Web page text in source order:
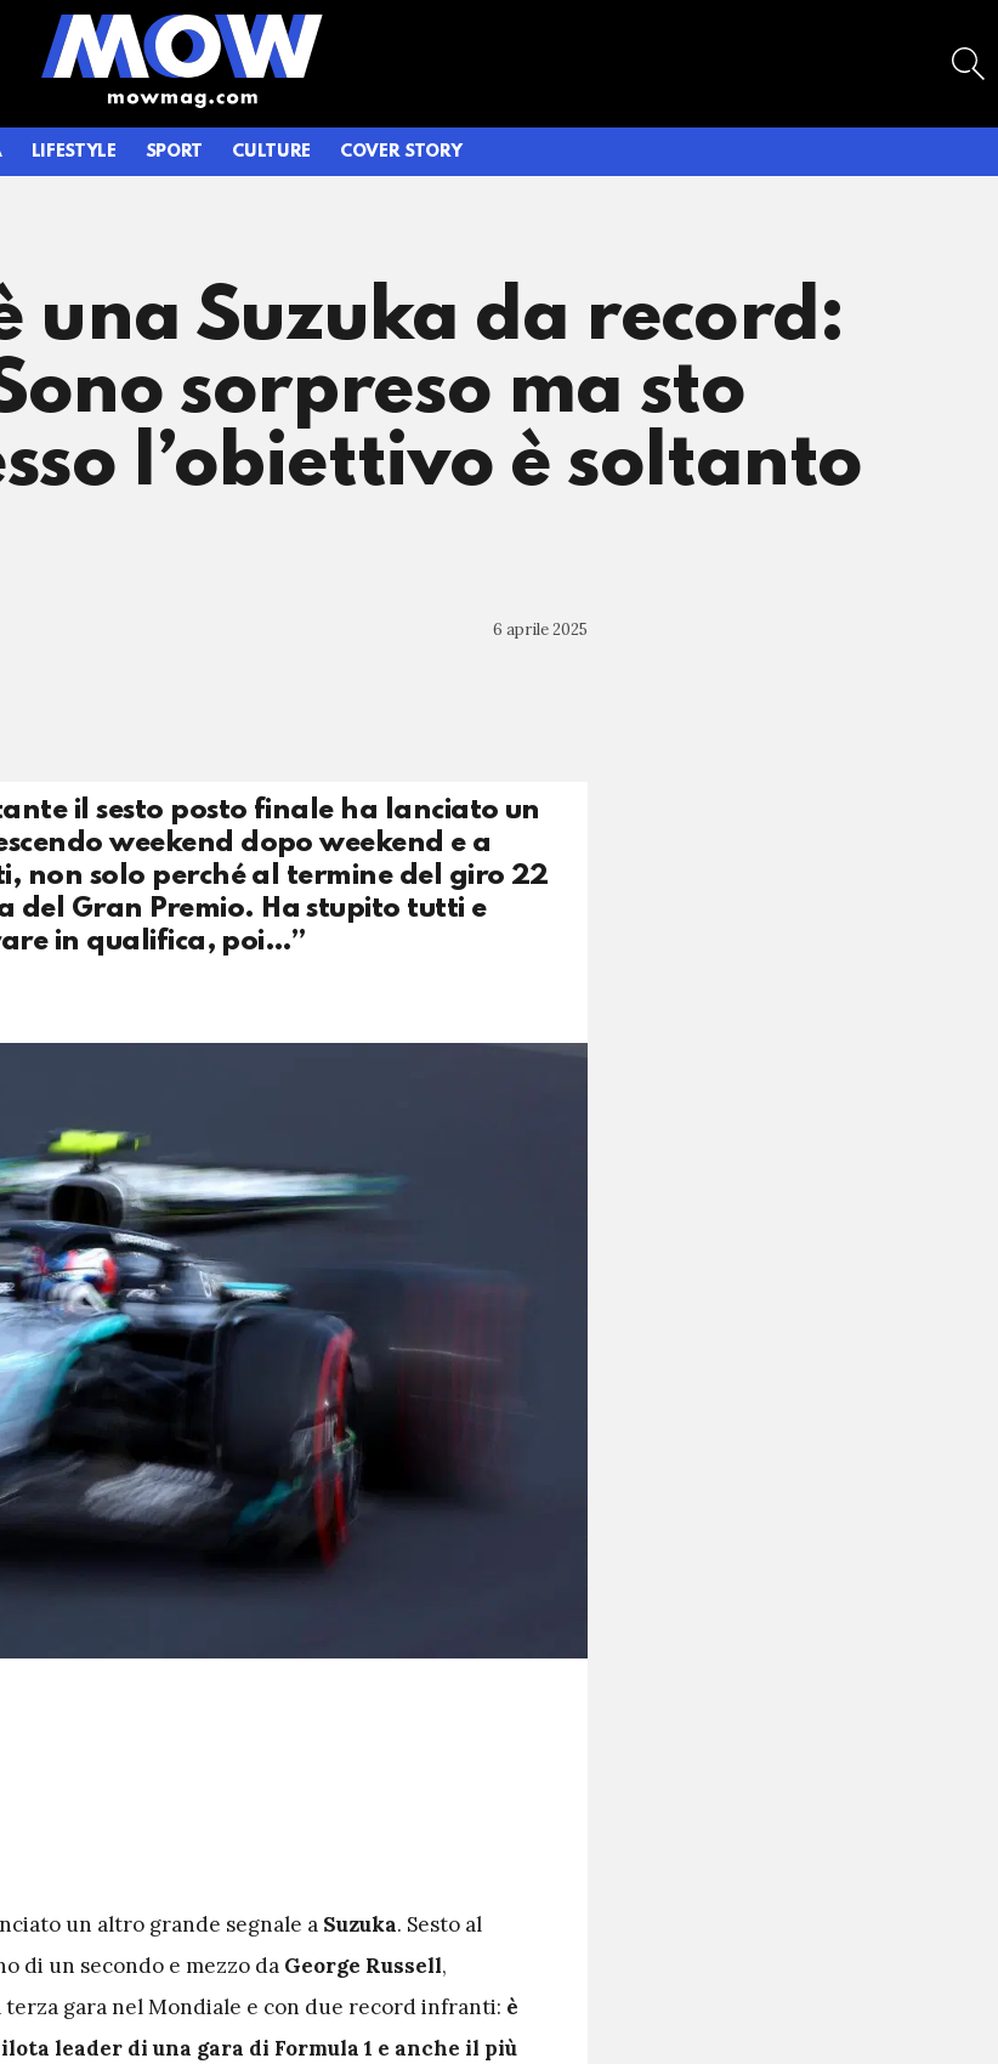
LIFESTYLE SPORT CULTURE COVER STORY
una Suzuka da record:
sorpreso ma sto
l’obiettivo è soltanto
6 aprile 2025
il sesto posto finale ha lanciato un
weekend dopo weekend e a
non solo perché al termine del giro 22
del Gran Premio. Ha stupito tutti e
in qualifica, poi…”
un altro grande segnale a Suzuka. Sesto al
di un secondo e mezzo da George Russell,
terza gara nel Mondiale e con due record infranti: è
leader di una gara di Formula 1 e anche il più